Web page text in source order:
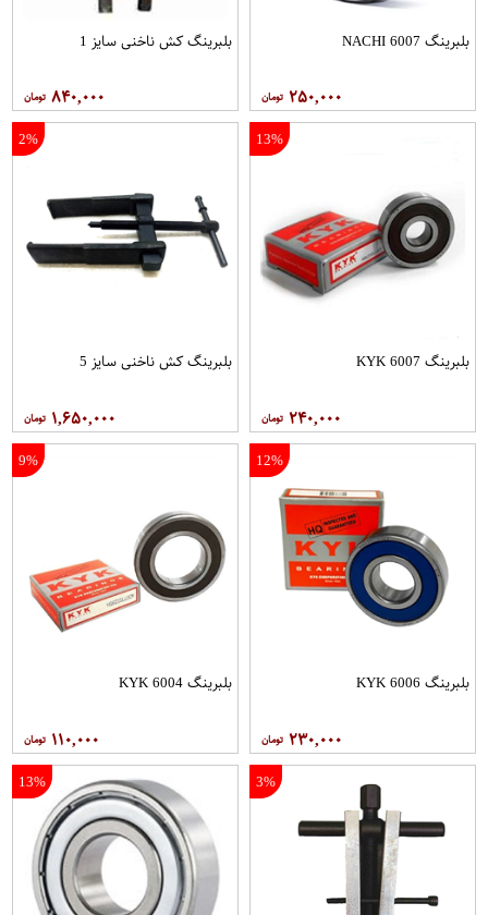
بلبرینگ 6007 NACHI
۲۵۰,۰۰۰
بلبرینگ کش ناخنی سایز 1
۸۴۰,۰۰۰
13%
بلبرینگ 6007 KYK
۲۴۰,۰۰۰
2%
بلبرینگ کش ناخنی سایز 5
۱,۶۵۰,۰۰۰
12%
بلبرینگ 6006 KYK
۲۳۰,۰۰۰
9%
بلبرینگ 6004 KYK
۱۱۰,۰۰۰
3%
13%